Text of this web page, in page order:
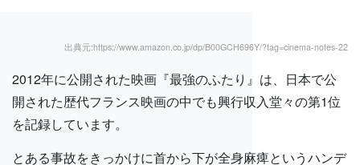
出典元:https://www.amazon.co.jp/dp/B00GCH696Y/?tag=cinema-notes-22
2012年に公開された映画『最強のふたり』は、日本で公
開された歴代フランス映画の中でも興行収入堂々の第1位
を記録しています。
とある事故をきっかけに首から下が全身麻痺というハンデ